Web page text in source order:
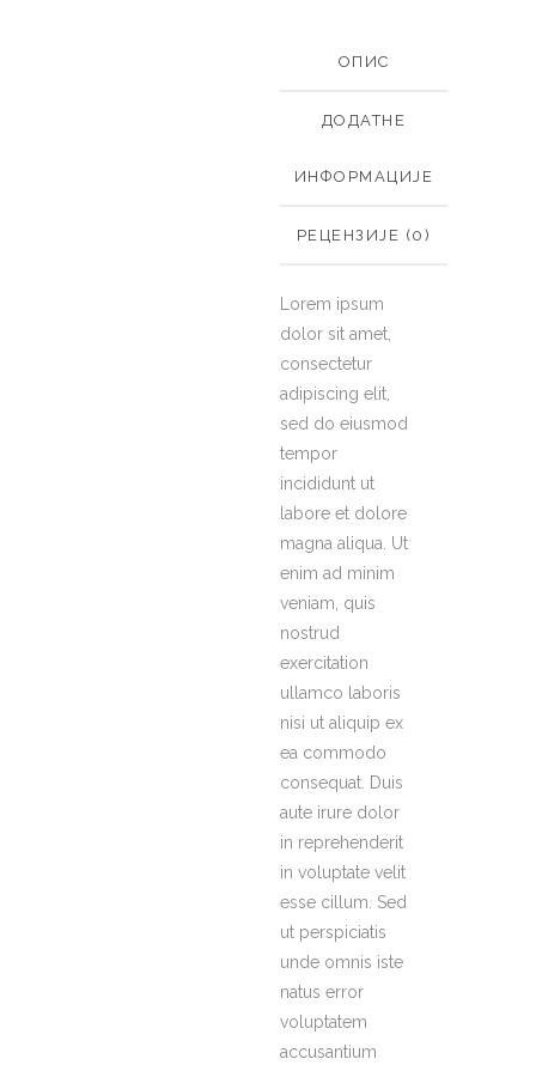
ОПИС
ДОДАТНЕ
ИНФОРМАЦИЈЕ
РЕЦЕНЗИЈЕ (0)
Lorem ipsum
dolor sit amet,
consectetur
adipiscing elit,
sed do eiusmod
tempor
incididunt ut
labore et dolore
magna aliqua. Ut
enim ad minim
veniam, quis
nostrud
exercitation
ullamco laboris
nisi ut aliquip ex
ea commodo
consequat. Duis
aute irure dolor
in reprehenderit
in voluptate velit
esse cillum. Sed
ut perspiciatis
unde omnis iste
natus error
voluptatem
accusantium